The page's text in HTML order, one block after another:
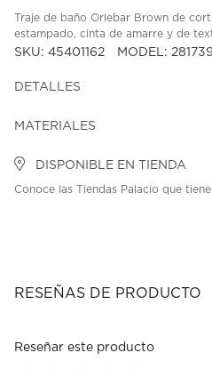
Traje de baño Orlebar Brown de
estampado, cinta de amarre y de
SKU: 45401162 MODEL:
DETALLES
MATERIALES
DISPONIBLE EN TIENDA
Conoce las Tiendas Palacio que
RESEÑAS DE PRODUCTO
Reseñar este producto